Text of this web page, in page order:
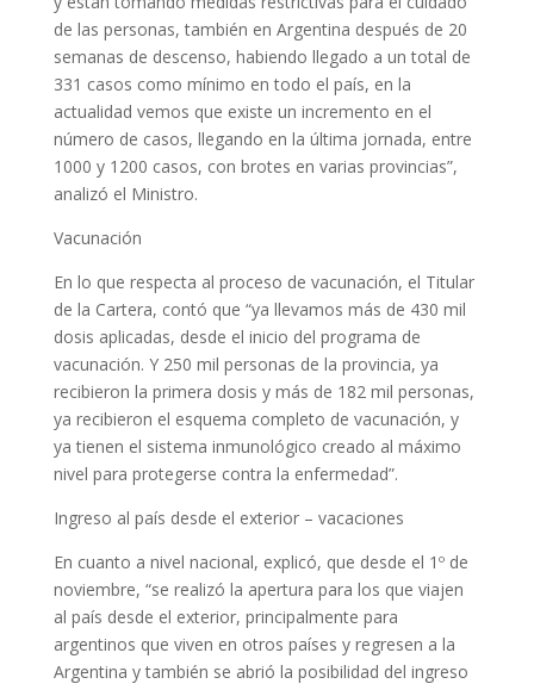
de las personas, también en Argentina después de 20
semanas de descenso, habiendo llegado a un total de
331 casos como mínimo en todo el país, en la
actualidad vemos que existe un incremento en el
número de casos, llegando en la última jornada, entre
1000 y 1200 casos, con brotes en varias provincias”,
analizó el Ministro.
Vacunación
En lo que respecta al proceso de vacunación, el Titular
de la Cartera, contó que “ya llevamos más de 430 mil
dosis aplicadas, desde el inicio del programa de
vacunación. Y 250 mil personas de la provincia, ya
recibieron la primera dosis y más de 182 mil personas,
ya recibieron el esquema completo de vacunación, y
ya tienen el sistema inmunológico creado al máximo
nivel para protegerse contra la enfermedad”.
Ingreso al país desde el exterior – vacaciones
En cuanto a nivel nacional, explicó, que desde el 1º de
noviembre, “se realizó la apertura para los que viajen
al país desde el exterior, principalmente para
argentinos que viven en otros países y regresen a la
Argentina y también se abrió la posibilidad del ingreso